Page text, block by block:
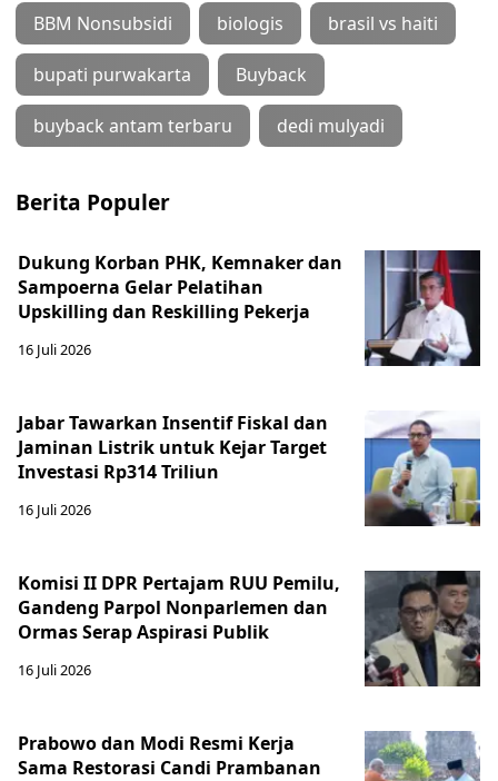
BBM Nonsubsidi biologis brasil vs haiti
bupati purwakarta Buyback
buyback antam terbaru dedi mulyadi
Berita Populer
Dukung Korban PHK, Kemnaker dan
Sampoerna Gelar Pelatihan
Upskilling dan Reskilling Pekerja
16 Juli 2026
Jabar Tawarkan Insentif Fiskal dan
Jaminan Listrik untuk Kejar Target
Investasi Rp314 Triliun
16 Juli 2026
Komisi II DPR Pertajam RUU Pemilu,
Gandeng Parpol Nonparlemen dan
Ormas Serap Aspirasi Publik
16 Juli 2026
Prabowo dan Modi Resmi Kerja
Sama Restorasi Candi Prambanan